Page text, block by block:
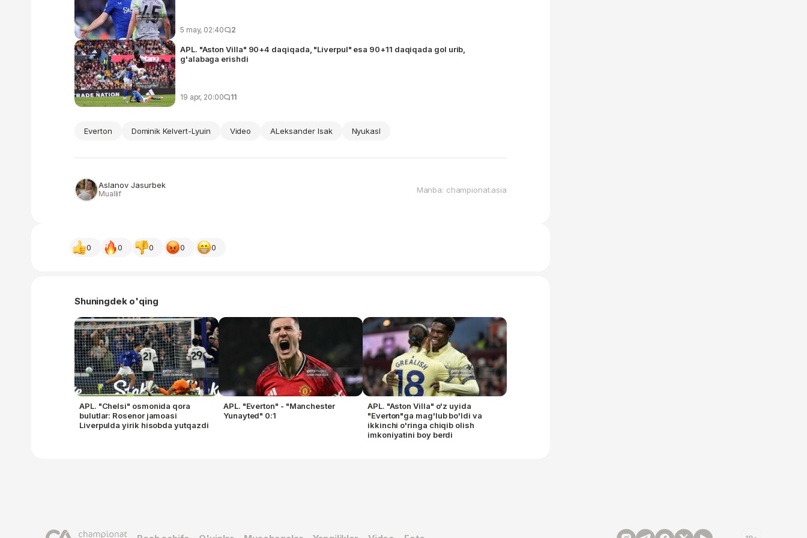
5 may, 02:40 2
APL. "Aston Villa" 90+4 daqiqada, "Liverpul" esa 90+11 daqiqada gol urib,
g'alabaga erishdi
19 apr, 20:00 11
Everton Dominik Kelvert-Lyuin Video ALeksander Isak Nyukasl
Aslanov Jasurbek
Muallif Manba: championat.asia
0 0 0 0 0
Shuningdek o'qing
APL. "Chelsi" osmonida qora
bulutlar: Rosenor jamoasi
Liverpulda yirik hisobda yutqazdi
APL. "Everton" - "Manchester
Yunayted" 0:1
APL. "Aston Villa" o'z uyida
"Everton"ga mag'lub bo'ldi va
ikkinchi o'ringa chiqib olish
imkoniyatini boy berdi